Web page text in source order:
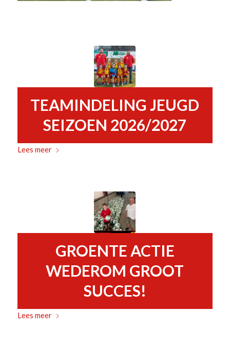
TEAMINDELING JEUGD
SEIZOEN 2026/2027
Lees meer
GROENTE ACTIE
WEDEROM GROOT
SUCCES!
Lees meer